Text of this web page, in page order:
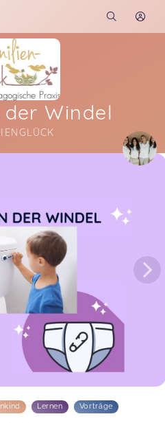
Windel
me here...
und offener netter
Apr 12
Lernen Vorträge